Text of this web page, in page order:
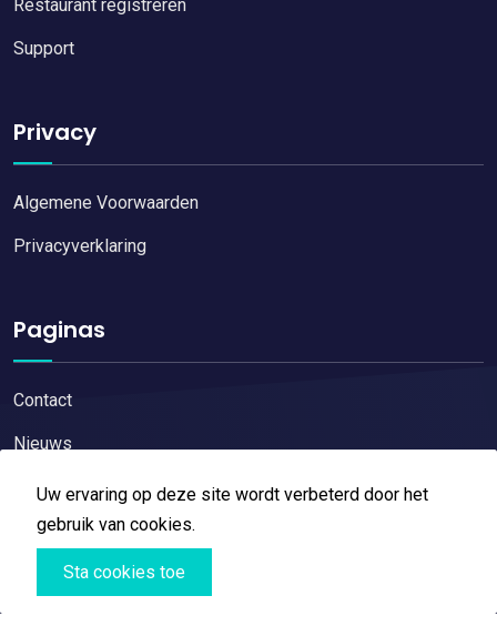
Uw ervaring op deze site wordt verbeterd door het
gebruik van cookies.
Sta cookies toe
Restaurant registreren
Support
Privacy
Algemene Voorwaarden
Privacyverklaring
Paginas
Contact
Nieuws
Copyright © 2026Restaurant reviews